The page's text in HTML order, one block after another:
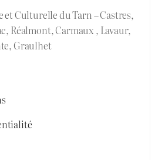
Culturelle du Tarn – Castres,
Réalmont, Carmaux , Lavaur,
Graulhet